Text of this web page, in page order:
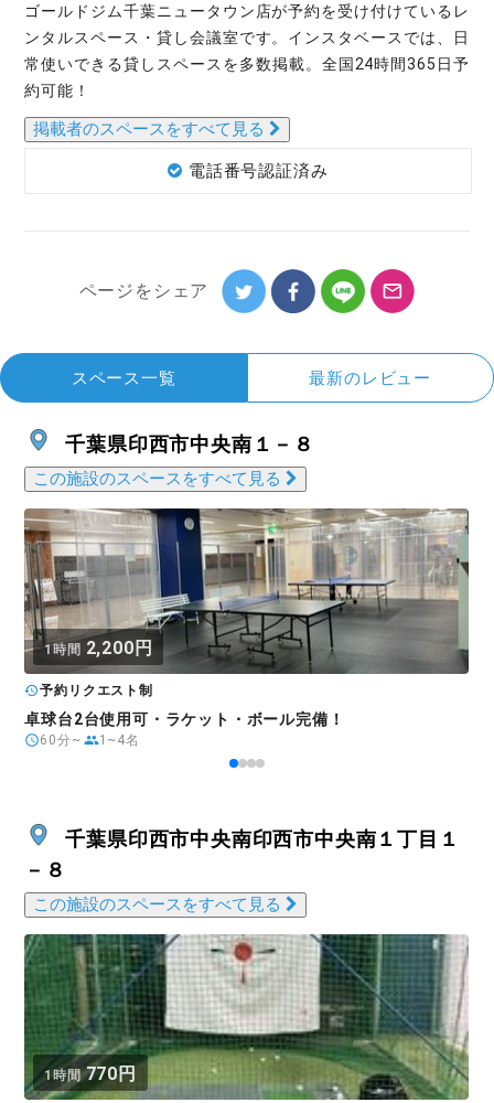
ゴールドジム千葉ニュータウン店が予約を受け付けているレ
ンタルスペース・貸し会議室です。インスタベースでは、日
常使いできる貸しスペースを多数掲載。全国24時間365日予
約可能！
掲載者のスペースをすべて見る
電話番号認証済み
ページを シェア
スペース一覧 最新のレビュー
千葉県印西市中央南１－８
この施設のスペースをすべて見る
1時間 2,200円
予約リクエスト制
卓球台2台使用可・ラケット・ボール完備！
60分~ 1~4名
千葉県印西市中央南印西市中央南１丁目１
－８
この施設のスペースをすべて見る
1時間770円